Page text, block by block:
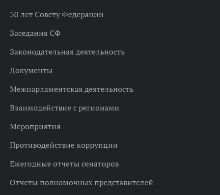
30 лет Совету Федерации
Заседания СФ
Законодательная деятельность
Документы
Межпарламентская деятельность
Взаимодействие с регионами
Мероприятия
Противодействие коррупции
Ежегодные отчеты сенаторов
Отчеты полномочных представителей